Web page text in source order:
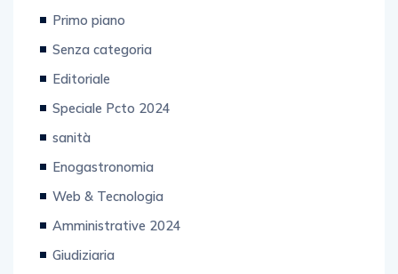
Primo piano
Senza categoria
Editoriale
Speciale Pcto 2024
sanità
Enogastronomia
Web & Tecnologia
Amministrative 2024
Giudiziaria